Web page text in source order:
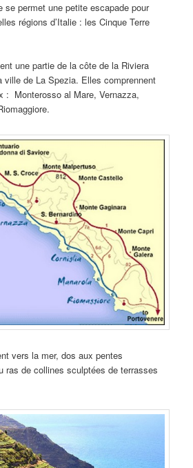
se permet une petite escapade pour
régions d’Italie : les Cinque Terre
une partie de la côte de la Riviera
ville de La Spezia. Elles comprennent
: Monterosso al Mare, Vernazza,
vers la mer, dos aux pentes
ras de collines sculptées de terrasses